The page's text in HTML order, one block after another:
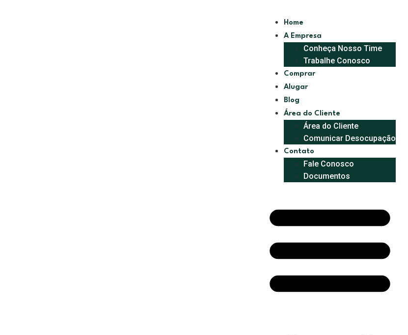
Home
A Empresa
Conheça Nosso Time
Trabalhe Conosco
Comprar
Alugar
Blog
Área do Cliente
Área do Cliente
Comunicar Desocupação
Contato
Fale Conosco
Documentos